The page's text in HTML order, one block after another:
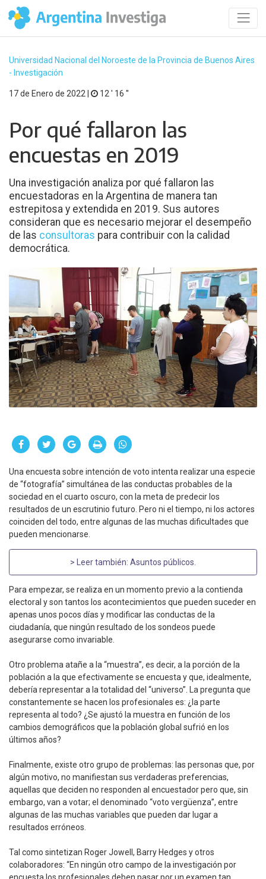
Universidad Nacional del Noroeste de la Provincia de Buenos Aires
- Investigación
17 de Enero de 2022 | 12 ′ 16 ′′
Por qué fallaron las
encuestas en 2019
Una investigación analiza por qué fallaron las
encuestadoras en la Argentina de manera tan
estrepitosa y extendida en 2019. Sus autores
consideran que es necesario mejorar el desempeño
de las consultoras para contribuir con la calidad
democrática.
Una encuesta sobre intención de voto intenta realizar una especie
de “fotografía” simultánea de las conductas probables de la
sociedad en el cuarto oscuro, con la meta de predecir los
resultados de un escrutinio futuro. Pero ni el tiempo, ni los actores
coinciden del todo, entre algunas de las muchas dificultades que
pueden mencionarse.
> Leer también: Asuntos públicos
Para empezar, se realiza en un momento previo a la contienda
electoral y son tantos los acontecimientos que pueden suceder en
apenas unos pocos días y modificar las conductas de la
ciudadanía, que ningún resultado de los sondeos puede
asegurarse como invariable.
Otro problema atañe a la “muestra”, es decir, a la porción de la
población a la que efectivamente se encuesta y que, idealmente,
debería representar a la totalidad del “universo”. La pregunta que
constantemente se hacen los profesionales es: ¿la parte
representa al todo? ¿Se ajustó la muestra en función de los
cambios demográficos que la población global sufrió en los
últimos años?
Finalmente, existe otro grupo de problemas: las personas que, por
algún motivo, no manifiestan sus verdaderas preferencias,
aquellas que deciden no responden al encuestador pero que, sin
embargo, van a votar; el denominado “voto vergüenza”, entre
algunas de las muchas variables que pueden dar lugar a
resultados erróneos.
Tal como sintetizan Roger Jowell, Barry Hedges y otros
colaboradores: “En ningún otro campo de la investigación por